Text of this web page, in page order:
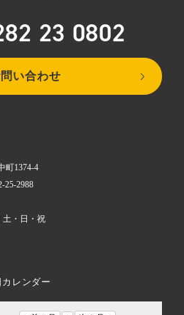
23 0802
い合わせ
町1374-4
25-2988
土・日・祝
レンダー